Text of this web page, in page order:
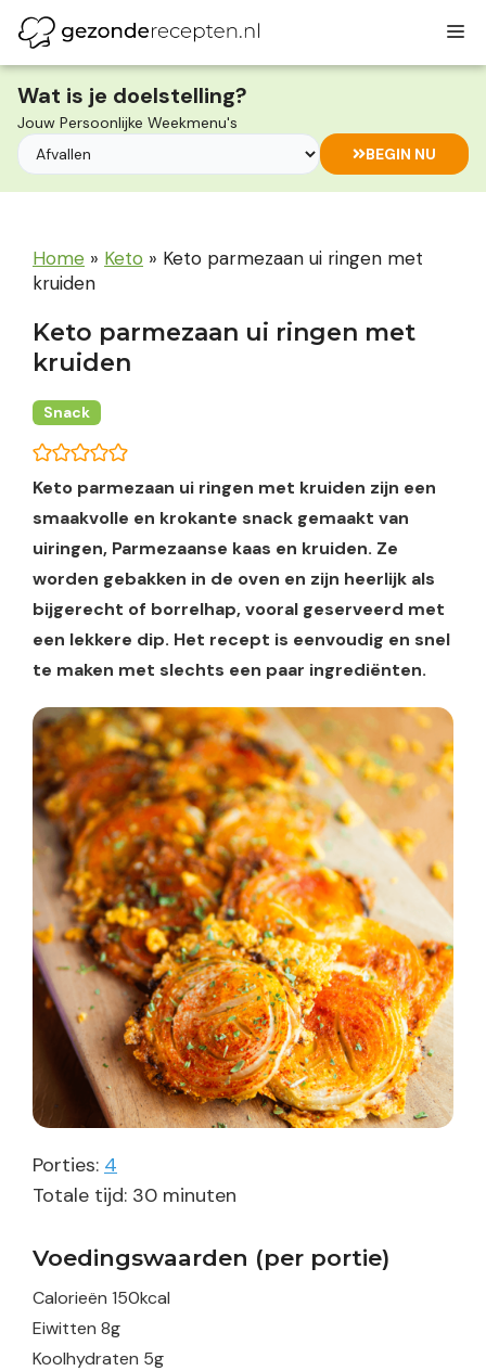
naar
de
inhoud
Wat is je doelstelling?
Jouw Persoonlijke Weekmenu's
BEGIN NU
Home » Keto » Keto parmezaan ui ringen met
kruiden
Keto parmezaan ui ringen met
kruiden
Snack
Keto parmezaan ui ringen met kruiden zijn een
smaakvolle en krokante snack gemaakt van
uiringen, Parmezaanse kaas en kruiden. Ze
worden gebakken in de oven en zijn heerlijk als
bijgerecht of borrelhap, vooral geserveerd met
een lekkere dip. Het recept is eenvoudig en snel
te maken met slechts een paar ingrediënten.
Porties: 4
Totale tijd: 30minuten
minuten
Voedingswaarden (per portie)
Calorieën 150kcal
Eiwitten 8g
Koolhydraten 5g